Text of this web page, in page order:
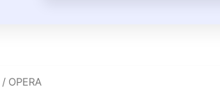
/ OPERA